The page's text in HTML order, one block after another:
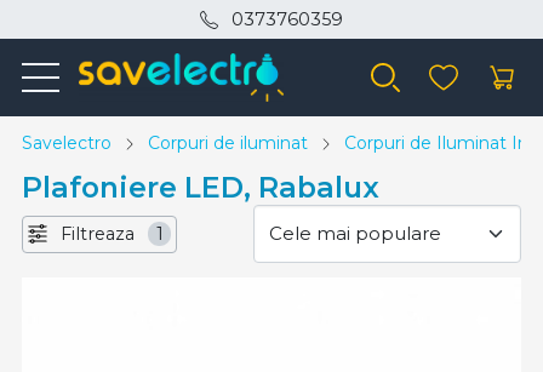
0373760359
Savelectro Corpuri de iluminat Corpuri de Iluminat
Plafoniere LED, Rabalux
Filtreaza 1